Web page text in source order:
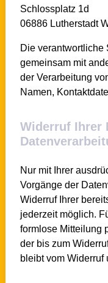
Schlossplatz 1d
06886 Lutherstadt
Die verantwortliche
gemeinsam mit
der Verarbeitung
Namen,
Widerruf Ihrer
Nur mit Ihrer
Vorgänge der
Widerruf Ihrer
jederzeit möglich.
formlose Mitteilung
der bis zum
bleibt vom Widerruf